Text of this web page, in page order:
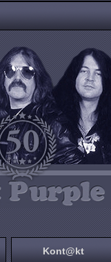
Kont@kt